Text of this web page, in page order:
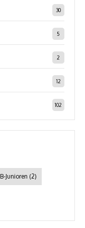
30
5
2
12
102
B-Junioren (2)